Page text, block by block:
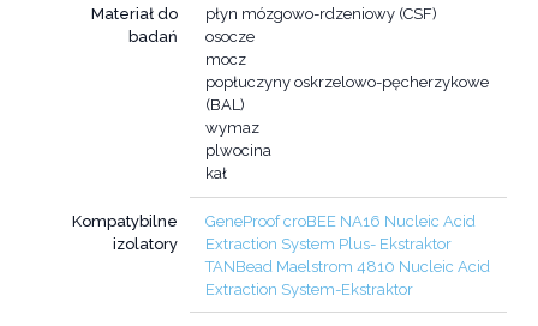
Materiał do
badań
płyn mózgowo-rdzeniowy (CSF)
osocze
mocz
popłuczyny oskrzelowo-pęcherzykowe
(BAL)
wymaz
plwocina
kał
Kompatybilne
izolatory
GeneProof croBEE NA16 Nucleic Acid
Extraction System Plus- Ekstraktor
TANBead Maelstrom 4810 Nucleic Acid
Extraction System-Ekstraktor